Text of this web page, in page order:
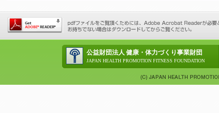
公益財団法人 健康・体力づくり事業財団
JAPAN HEALTH PROMOTION FITNESS FOUNDATION